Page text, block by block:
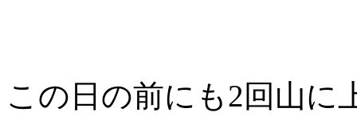
この日の前にも2回山に